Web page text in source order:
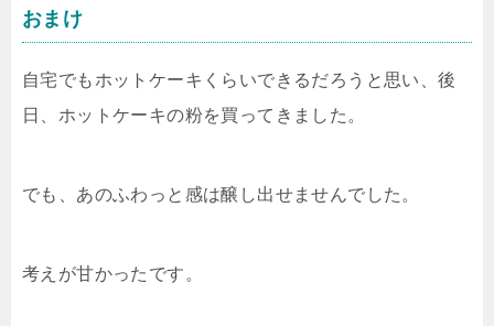
おまけ
自宅でもホットケーキくらいできるだろうと思い、後
日、ホットケーキの粉を買ってきました。
でも、あのふわっと感は醸し出せませんでした。
考えが甘かったです。